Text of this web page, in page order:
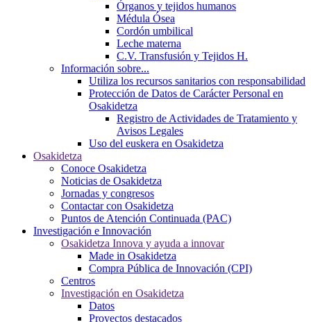
Órganos y tejidos humanos
Médula Ósea
Cordón umbilical
Leche materna
C.V. Transfusión y Tejidos H.
Información sobre...
Utiliza los recursos sanitarios con responsabilidad
Protección de Datos de Carácter Personal en
Osakidetza
Registro de Actividades de Tratamiento y
Avisos Legales
Uso del euskera en Osakidetza
Osakidetza
Conoce Osakidetza
Noticias de Osakidetza
Jornadas y congresos
Contactar con Osakidetza
Puntos de Atención Continuada (PAC)
Investigación e Innovación
Osakidetza Innova y ayuda a innovar
Made in Osakidetza
Compra Pública de Innovación (CPI)
Centros
Investigación en Osakidetza
Datos
Proyectos destacados